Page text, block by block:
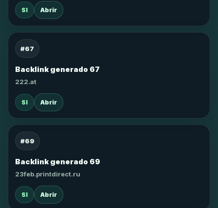
SI Abrir
#67
Backlink generado 67
222.at
SI Abrir
#69
Backlink generado 69
23feb.printdirect.ru
SI Abrir